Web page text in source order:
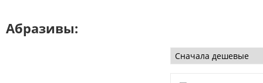
Абразивы: